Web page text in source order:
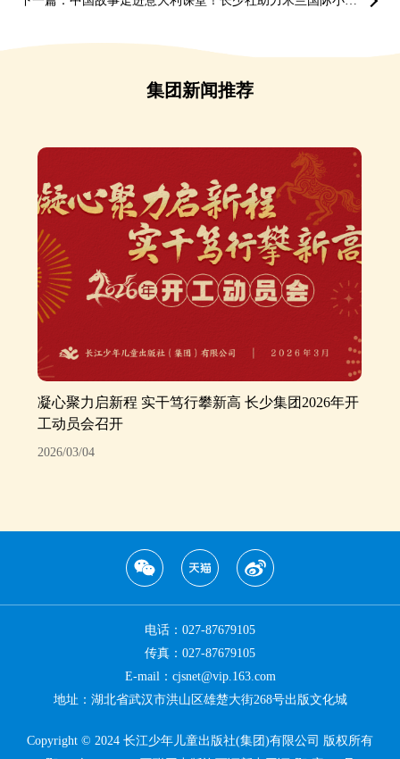
集团新闻推荐
凝心聚力启新程 实干笃行攀新高 长少集团2026年开
工动员会召开
2026/03/04
电话：027-87679105
传真：027-87679105
E-mail：cjsnet@vip.163.com
地址：湖北省武汉市洪山区雄楚大街268号出版文化城
Copyright © 2024 长江少年儿童出版社(集团)有限公司 版权所有